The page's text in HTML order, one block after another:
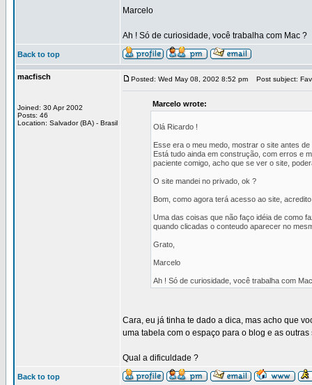
Marcelo
Ah ! Só de curiosidade, você trabalha com Mac ?
Back to top
macfisch
Joined: 30 Apr 2002
Posts: 46
Location: Salvador (BA) - Brasil
Posted: Wed May 08, 2002 8:52 pm Post subject:
Marcelo wrote:
Olá Ricardo !
Esse era o meu medo, mostrar o site antes de
Está tudo ainda em construção, com erros e
paciente comigo, acho que se ver o site,
O site mandei no privado, ok ?
Bom, como agora terá acesso ao site,
Uma das coisas que não faço idéia de como
quando clicadas o conteudo aparecer no
Grato,
Marcelo
Ah ! Só de curiosidade, você trabalha com
Cara, eu já tinha te dado a dica, mas acho que
uma tabela com o espaço para o blog e as
Qual a dificuldade ?
Back to top